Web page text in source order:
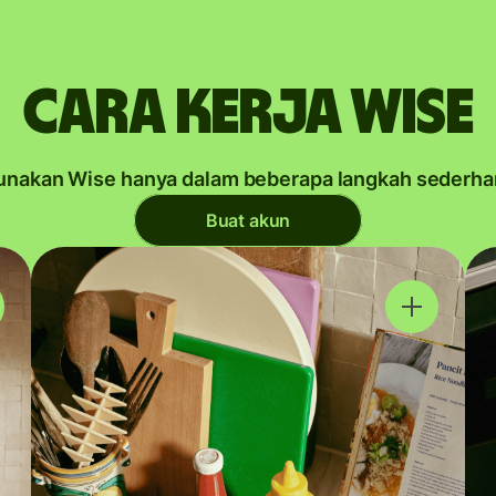
Cara kerja Wise
Wise hanya dalam beberapa langkah
Buat akun